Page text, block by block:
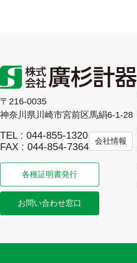
〒216-0035
神奈川県川崎市宮前区馬絹6-1-28
TEL : 044-855-1320
FAX : 044-854-7364
会社情報
各種証明書発行
お問い合わせ窓口